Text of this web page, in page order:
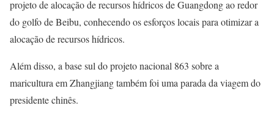
projeto de alocação de recursos hídricos de Guangdong ao redor
do golfo de Beibu, conhecendo os esforços locais para otimizar a
alocação de recursos hídricos.
Além disso, a base sul do projeto nacional 863 sobre a
maricultura em Zhangjiang também foi uma parada da viagem do
presidente chinês.